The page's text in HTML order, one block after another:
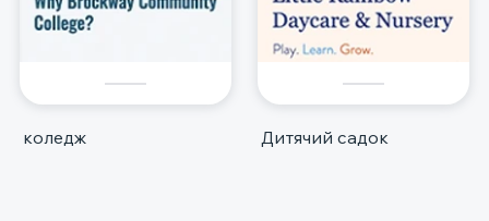
коледж Дитячий садок